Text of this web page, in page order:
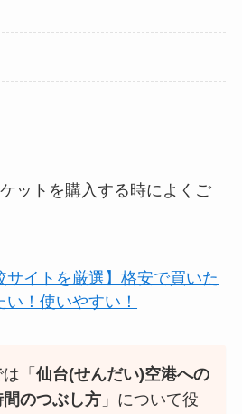
ットを購入する時によくご
サイトを厳選】格安で買いた
！使いやすい！
は「仙台(せんだい)空港への
のつぶし方 」について役